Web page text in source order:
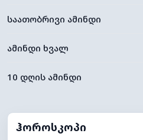
ხილვადობა
საათობრივი ამინდი
ამინდი ხვალ
10 დღის ამინდი
ჰოროსკოპი